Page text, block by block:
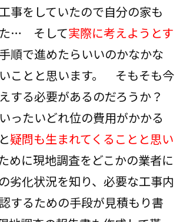
事をしていたので自分の家も
た… そして実際に考えようとす
順で進めたらいいのかなかな
ことと思います。 そもそも今
する必要があるのだろうか？
ったいどれ位の費用がかかる
疑問も生まれてくることと思い
めに現地調査をどこかの業者に
劣化状況を知り、必要な工事内
するための手段が見積もり書